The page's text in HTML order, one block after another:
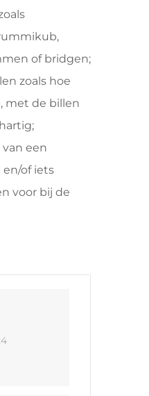
of bridgen;
zoals hoe
met de billen
een
of iets
voor bij de